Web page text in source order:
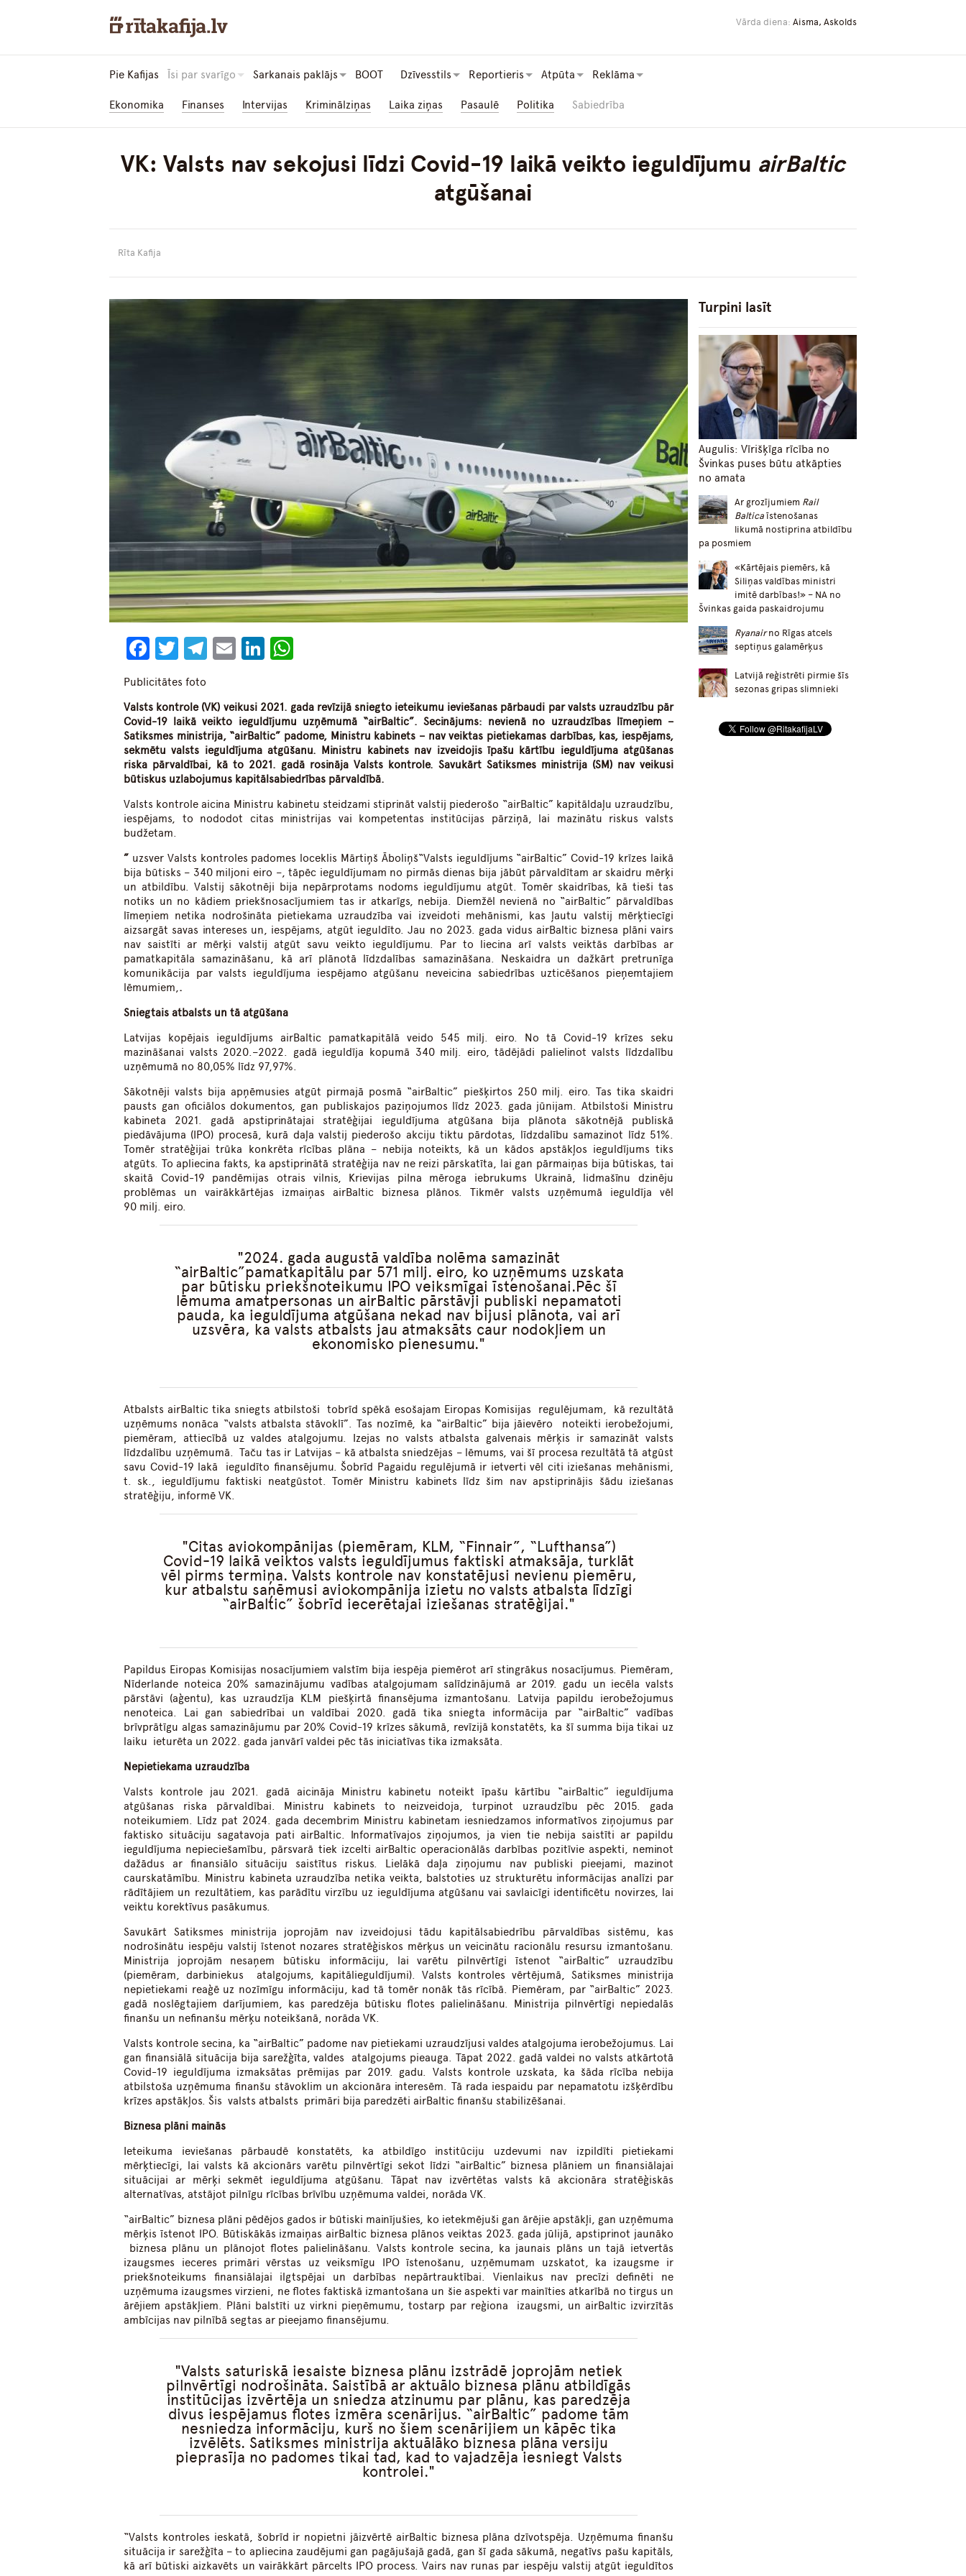
Vārda diena: Aisma, Askolds
Pie Kafijas Īsi par svarīgo Sarkanais paklājs BOOT Dzīvesstils Reportieris Atpūta Reklāma
Ekonomika Finanses Intervijas Kriminālziņas Laika ziņas Pasaulē Politika Sabiedrība
VK: Valsts nav sekojusi līdzi Covid-19 laikā veikto ieguldījumu airBaltic
atgūšanai
Rīta Kafija
Facebook
Twitter
Telegram
EmailLinkedIn
Publicitātes foto
Valsts kontrole(VK) veikusi 2021. gada revīzijā sniegto ieteikumu ieviešanas pārbaudi par valsts uzraudzību pār
Covid-19 laikā veikto ieguldījumu uzņēmumā “airBaltic”. Secinājums: nevienā no uzraudzības līmeņiem –
Satiksmes ministrija, “airBaltic” padome, Ministru kabinets – nav veiktas pietiekamas darbības, kas, iespējams,
sekmētu valsts ieguldījuma atgūšanu. Ministru kabinets nav izveidojis īpašu kārtību ieguldījuma atgūšanas
riska pārvaldībai, kā to 2021. gadā rosināja Valsts kontrole. Savukārt Satiksmes ministrija(SM)nav veikusi
būtiskus uzlabojumus kapitālsabiedrības pārvaldībā.
Valsts kontrole aicina Ministru kabinetu steidzami stiprināt valstij piederošo “airBaltic” kapitāldaļu uzraudzību,
iespējams, to nododot citas ministrijas vai kompetentas institūcijas pārziņā, lai mazinātu riskus valsts
budžetam.
” uzsver Valsts kontroles padomes loceklis Mārtiņš Āboliņš“Valsts ieguldījums “airBaltic” Covid-19 krīzes laikā
bija būtisks – 340 miljoni eiro –, tāpēc ieguldījumam no pirmās dienas bija jābūt pārvaldītam ar skaidru mērķi
un atbildību. Valstij sākotnēji bija nepārprotams nodoms ieguldījumu atgūt. Tomēr skaidrības, kā tieši tas
notiks un no kādiem priekšnosacījumiem tas ir atkarīgs, nebija. Diemžēl nevienā no “airBaltic” pārvaldības
līmeņiem netika nodrošināta pietiekama uzraudzība vai izveidoti mehānismi, kas ļautu valstij mērķtiecīgi
aizsargāt savas intereses un, iespējams, atgūt ieguldīto. Jau no 2023. gada vidus airBaltic biznesa plāni vairs
nav saistīti ar mērķi valstij atgūt savu veikto ieguldījumu. Par to liecina arī valsts veiktās darbības ar
pamatkapitāla samazināšanu, kā arī plānotā līdzdalības samazināšana. Neskaidra un dažkārt pretrunīga
komunikācija par valsts ieguldījuma iespējamo atgūšanu neveicina sabiedrības uzticēšanos pieņemtajiem
lēmumiem,.
Sniegtais atbalsts un tā atgūšana
Latvijas kopējais ieguldījums airBaltic pamatkapitālā veido 545 milj. eiro. No tā Covid-19 krīzes seku
mazināšanai valsts 2020.–2022. gadā ieguldīja kopumā 340 milj. eiro, tādējādi palielinot valsts līdzdalību
uzņēmumā no 80,05% līdz 97,97%.
Sākotnēji valsts bija apņēmusies atgūt pirmajā posmā “airBaltic” piešķirtos 250 milj. eiro. Tas tika skaidri
pausts gan oficiālos dokumentos, gan publiskajos paziņojumos līdz 2023. gada jūnijam. Atbilstoši Ministru
kabineta 2021. gadā apstiprinātajai stratēģijai ieguldījuma atgūšana bija plānota sākotnējā publiskā
piedāvājuma (IPO) procesā, kurā daļa valstij piederošo akciju tiktu pārdotas, līdzdalību samazinot līdz 51%.
Tomēr stratēģijai trūka konkrēta rīcības plāna – nebija noteikts, kā un kādos apstākļos ieguldījums tiks
atgūts. To apliecina fakts, ka apstiprinātā stratēģija nav ne reizi pārskatīta, lai gan pārmaiņas bija būtiskas, tai
skaitā Covid-19 pandēmijas otrais vilnis, Krievijas pilna mēroga iebrukums Ukrainā, lidmašīnu dzinēju
problēmas un vairākkārtējas izmaiņas airBaltic biznesa plānos. Tikmēr valsts uzņēmumā ieguldīja vēl
90 milj. eiro.
2024. gada augustā valdība nolēma samazināt
“airBaltic”pamatkapitālu par 571 milj. eiro, ko uzņēmums uzskata
par būtisku priekšnoteikumu IPO veiksmīgai īstenošanai.Pēc šī
lēmuma amatpersonas un airBaltic pārstāvji publiski nepamatoti
pauda, ka ieguldījuma atgūšana nekad nav bijusi plānota, vai arī
uzsvēra, ka valsts atbalsts jau atmaksāts caur nodokļiem un
ekonomisko pienesumu.
Atbalsts airBaltic tika sniegts atbilstoši tobrīd spēkā esošajam Eiropas Komisijas regulējumam, kā rezultātā
uzņēmums nonāca “valsts atbalsta stāvoklī”. Tas nozīmē, ka “airBaltic” bija jāievēro noteikti ierobežojumi,
piemēram, attiecībā uz valdes atalgojumu. Izejas no valsts atbalsta galvenais mērķis ir samazināt valsts
līdzdalību uzņēmumā. Taču tas ir Latvijas – kā atbalsta sniedzējas – lēmums, vai šī procesa rezultātā tā atgūst
savu Covid-19 lakā ieguldīto finansējumu. Šobrīd Pagaidu regulējumā ir ietverti vēl citi iziešanas mehānismi,
t. sk., ieguldījumu faktiski neatgūstot. Tomēr Ministru kabinets līdz šim nav apstiprinājis šādu iziešanas
stratēģiju, informē VK.
Citas aviokompānijas (piemēram, KLM, “Finnair”, “Lufthansa”)
Covid-19 laikā veiktos valsts ieguldījumus faktiski atmaksāja, turklāt
vēl pirms termiņa. Valsts kontrole nav konstatējusi nevienu piemēru,
kur atbalstu saņēmusi aviokompānija izietu no valsts atbalsta līdzīgi
“airBaltic” šobrīd iecerētajai iziešanas stratēģijai.
Papildus Eiropas Komisijas nosacījumiem valstīm bija iespēja piemērot arī stingrākus nosacījumus. Piemēram,
Nīderlande noteica 20% samazinājumu vadības atalgojumam salīdzinājumā ar 2019. gadu un iecēla valsts
pārstāvi (aģentu), kas uzraudzīja KLM piešķirtā finansējuma izmantošanu. Latvija papildu ierobežojumus
nenoteica. Lai gan sabiedrībai un valdībai 2020. gadā tika sniegta informācija par “airBaltic” vadības
brīvprātīgu algas samazinājumu par 20% Covid-19 krīzes sākumā, revīzijā konstatēts, ka šī summa bija tikai uz
laiku ieturēta un 2022. gada janvārī valdei pēc tās iniciatīvas tika izmaksāta.
Nepietiekama uzraudzība
Valsts kontrole jau 2021. gadā aicināja Ministru kabinetu noteikt īpašu kārtību “airBaltic” ieguldījuma
atgūšanas riska pārvaldībai. Ministru kabinets to neizveidoja, turpinot uzraudzību pēc 2015. gada
noteikumiem. Līdz pat 2024. gada decembrim Ministru kabinetam iesniedzamos informatīvos ziņojumus par
faktisko situāciju sagatavoja pati airBaltic. Informatīvajos ziņojumos, ja vien tie nebija saistīti ar papildu
ieguldījuma nepieciešamību, pārsvarā tiek izcelti airBaltic operacionālās darbības pozitīvie aspekti, neminot
dažādus ar finansiālo situāciju saistītus riskus. Lielākā daļa ziņojumu nav publiski pieejami, mazinot
caurskatāmību. Ministru kabineta uzraudzība netika veikta, balstoties uz strukturētu informācijas analīzi par
rādītājiem un rezultātiem, kas parādītu virzību uz ieguldījuma atgūšanu vai savlaicīgi identificētu novirzes, lai
veiktu korektīvus pasākumus.
Savukārt Satiksmes ministrija joprojām nav izveidojusi tādu kapitālsabiedrību pārvaldības sistēmu, kas
nodrošinātu iespēju valstij īstenot nozares stratēģiskos mērķus un veicinātu racionālu resursu izmantošanu.
Ministrija joprojām nesaņem būtisku informāciju, lai varētu pilnvērtīgi īstenot “airBaltic” uzraudzību
(piemēram, darbiniekus atalgojums, kapitālieguldījumi). Valsts kontroles vērtējumā, Satiksmes ministrija
nepietiekami reaģē uz nozīmīgu informāciju, kad tā tomēr nonāk tās rīcībā. Piemēram, par “airBaltic” 2023.
gadā noslēgtajiem darījumiem, kas paredzēja būtisku flotes palielināšanu. Ministrija pilnvērtīgi nepiedalās
finanšu un nefinanšu mērķu noteikšanā, norāda VK.
Valsts kontrole secina, ka “airBaltic” padome nav pietiekami uzraudzījusi valdes atalgojuma ierobežojumus. Lai
gan finansiālā situācija bija sarežģīta, valdes atalgojums pieauga. Tāpat 2022. gadā valdei no valsts atkārtotā
Covid-19 ieguldījuma izmaksātas prēmijas par 2019. gadu. Valsts kontrole uzskata, ka šāda rīcība nebija
atbilstoša uzņēmuma finanšu stāvoklim un akcionāra interesēm. Tā rada iespaidu par nepamatotu izšķērdību
krīzes apstākļos. Šis valsts atbalsts primāri bija paredzēti airBaltic finanšu stabilizēšanai.
Biznesa plāni mainās
Ieteikuma ieviešanas pārbaudē konstatēts, ka atbildīgo institūciju uzdevumi nav izpildīti pietiekami
mērķtiecīgi, lai valsts kā akcionārs varētu pilnvērtīgi sekot līdzi “airBaltic” biznesa plāniem un finansiālajai
situācijai ar mērķi sekmēt ieguldījuma atgūšanu. Tāpat nav izvērtētas valsts kā akcionāra stratēģiskās
alternatīvas, atstājot pilnīgu rīcības brīvību uzņēmuma valdei, norāda VK.
“airBaltic” biznesa plāni pēdējos gados ir būtiski mainījušies, ko ietekmējuši gan ārējie apstākļi, gan uzņēmuma
mērķis īstenot IPO. Būtiskākās izmaiņas airBaltic biznesa plānos veiktas 2023. gada jūlijā, apstiprinot jaunāko
biznesa plānu un plānojot flotes palielināšanu. Valsts kontrole secina, ka jaunais plāns un tajā ietvertās
izaugsmes ieceres primāri vērstas uz veiksmīgu IPO īstenošanu, uzņēmumam uzskatot, ka izaugsme ir
priekšnoteikums finansiālajai ilgtspējai un darbības nepārtrauktībai. Vienlaikus nav precīzi definēti ne
uzņēmuma izaugsmes virzieni, ne flotes faktiskā izmantošana un šie aspekti var mainīties atkarībā no tirgus un
ārējiem apstākļiem. Plāni balstīti uz virkni pieņēmumu, tostarp par reģiona izaugsmi, un airBaltic izvirzītās
ambīcijas nav pilnībā segtas ar pieejamo finansējumu.
Valsts saturiskā iesaiste biznesa plānu izstrādē joprojām netiek
pilnvērtīgi nodrošināta. Saistībā ar aktuālo biznesa plānu atbildīgās
institūcijas izvērtēja un sniedza atzinumu par plānu, kas paredzēja
divus iespējamus flotes izmēra scenārijus. “airBaltic” padome tām
nesniedza informāciju, kurš no šiem scenārijiem un kāpēc tika
izvēlēts. Satiksmes ministrija aktuālāko biznesa plāna versiju
pieprasīja no padomes tikai tad, kad to vajadzēja iesniegt Valsts
kontrolei.
“Valsts kontroles ieskatā, šobrīd ir nopietni jāizvērtē airBaltic biznesa plāna dzīvotspēja. Uzņēmuma finanšu
situācija ir sarežģīta – to apliecina zaudējumi gan pagājušajā gadā, gan šī gada sākumā, negatīvs pašu kapitāls,
kā arī būtiski aizkavēts un vairākkārt pārcelts IPO process. Vairs nav runas par iespēju valstij atgūt ieguldītos
Turpini lasīt
Augulis: Vīrišķīga rīcība no
Švinkas puses būtu atkāpties
no amata
Ar grozījumiem Rail
Baltica īstenošanas
likumā nostiprina atbildību
pa posmiem
«Kārtējais piemērs, kā
Siliņas valdības ministri
imitē darbības!» – NA no
Švinkas gaida paskaidrojumu
Ryanairno Rīgas atcels
septiņus galamērķus
Latvijā reģistrēti pirmie šīs
sezonas gripas slimnieki